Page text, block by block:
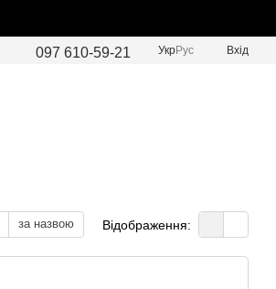
097 610-59-21 УкрРус Вхід
за назвою Відображення: